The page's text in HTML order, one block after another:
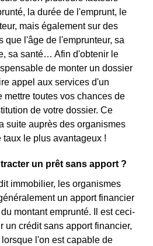
la durée de l'emprunt, le
mais également sur des
que l'âge de l'emprunteur, sa
sa santé… Afin d'obtenir le
de monter un dossier
appel aux services d'un
mettre toutes vos chances de
de votre dossier. Ce
suite auprès des organismes
le plus avantageux !
un prêt sans apport ?
immobilier, les organismes
un apport financier
montant emprunté. Il est ceci-
un crédit sans apport financier,
l'on est capable de